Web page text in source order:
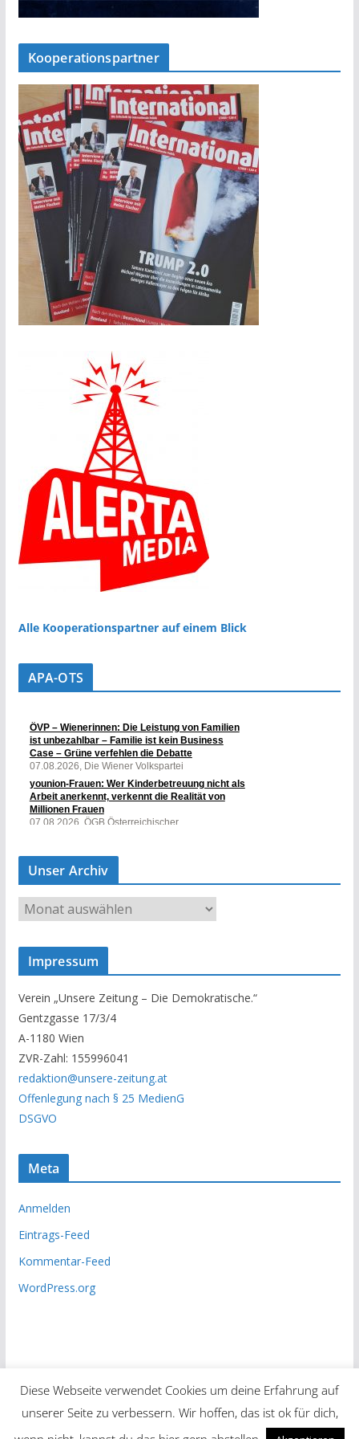
Kooperationspartner
Alle Kooperationspartner auf einem Blick
APA-OTS
Unser Archiv
U
n
s
A
r
c
h
i
v
Impressum
Verein „Unsere Zeitung – Die Demokratische.“
Gentzgasse 17/3/4
A-1180 Wien
ZVR-Zahl: 155996041
redaktion@unsere-zeitung.at
Offenlegung nach § 25 MedienG
DSGVO
Meta
Anmelden
Eintrags-Feed
Kommentar-Feed
WordPress.org
Copyright © 2026 Unsere Zeitung . Alle Rechte vorbehalten.
Diese Webseite verwendet Cookies um deine Erfahrung auf
unserer Seite zu verbessern. Wir hoffen, das ist ok für dich,